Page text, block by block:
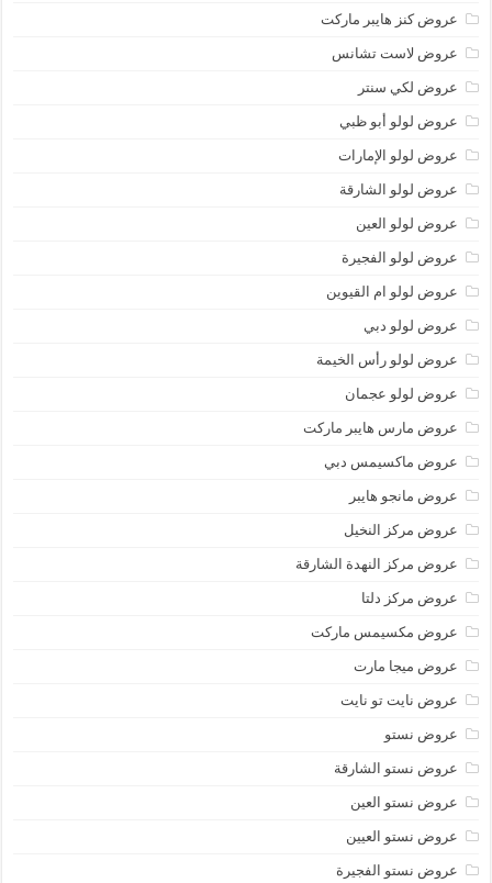
عروض كنز هايبر ماركت
عروض لاست تشانس
عروض لكي سنتر
عروض لولو أبو ظبي
عروض لولو الإمارات
عروض لولو الشارقة
عروض لولو العين
عروض لولو الفجيرة
عروض لولو ام القيوين
عروض لولو دبي
عروض لولو رأس الخيمة
عروض لولو عجمان
عروض مارس هايبر ماركت
عروض ماكسيمس دبي
عروض مانجو هايبر
عروض مركز النخيل
عروض مركز النهدة الشارقة
عروض مركز دلتا
عروض مكسيمس ماركت
عروض ميجا مارت
عروض نايت تو نايت
عروض نستو
عروض نستو الشارقة
عروض نستو العين
عروض نستو العيين
عروض نستو الفجيرة